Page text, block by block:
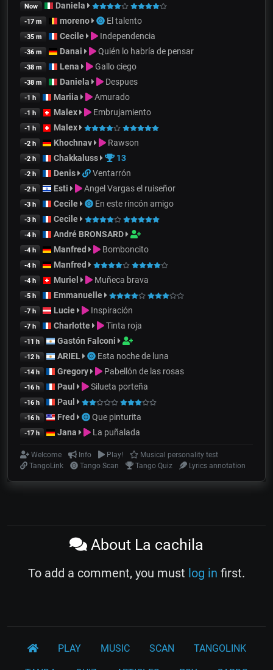
Now Daniela
-17 m moreno El talento
-35 m Cecile Independencia
-36 m Danai Quién lo habría de pensar
-38 m Lena Gallo ciego
-38 m Daniela Despues
-1 h Mariia Amurado
-1 h Malex Embrujamiento
-1 h Malex
-2 h Khochnav Rawson
-2 h Chakkaluss 13
-2 h Denis Ventarrón
-2 h Esti Angel Vargas el ruiseñor
-3 h Cecile En este rincón amigo
-3 h Cecile
-4 h André BRONSARD
-4 h Manfred Bomboncito
-4 h Manfred
-4 h Muriel Muñeca brava
-5 h Emmanuelle
-7 h Lucie Inspiración
-7 h Charlotte Tinta roja
-11 h Gastón Falconi
-12 h ARIEL Esta noche de luna
-14 h Gregory Pabellón de las rosas
-16 h Paul Silueta porteña
-16 h Paul
-16 h Fred Que pinturita
-17 h Jana La puñalada
Welcome Info Play!
Musical personality test
TangoLink
Tango Scan Tango Quiz Lyrics annotation
About La cachila
To add a comment, you must log in first.
PLAY MUSIC SCAN TANGOLINK